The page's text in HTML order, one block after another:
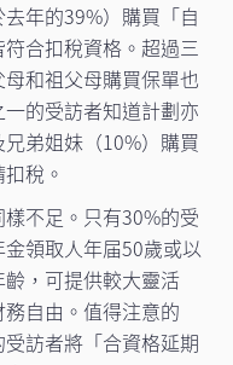
年的39%）購買「自
合扣稅資格。超過三
和祖父母購買保單也
的受訪者知道計劃亦
弟姐妹（10%）購買
稅。
不足。只有30%的受
領取人年届50歲或以
齡，可提供較大靈活
自由。值得注意的
訪者將「合資格延期